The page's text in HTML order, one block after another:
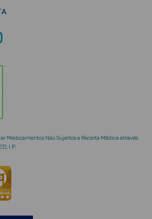
Medicamentos Não Sujeitos a Receita Médica através
I.P.